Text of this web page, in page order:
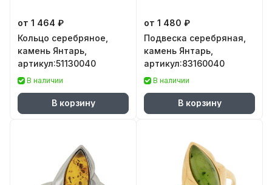
от 1 464 ₽
Кольцо серебряное,
камень Янтарь,
артикул:51130040
В наличии
В корзину
от 1 480 ₽
Подвеска серебряная,
камень Янтарь,
артикул:83160040
В наличии
В корзину